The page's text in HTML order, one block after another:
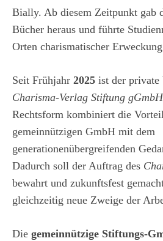
Bially. Ab diesem Zeitpunkt gab
Bücher heraus und führte
Orten charismatischer
Seit Frühjahr 2025 ist der private
Charisma-Verlag Stiftung gGmbH
Rechtsform kombiniert die
gemeinnützigen GmbH mit dem
generationenübergreifenden
Dadurch soll der Auftrag des
bewahrt und zukunftsfest
gleichzeitig neue Zweige der
Die gemeinnützige Stiftungs-